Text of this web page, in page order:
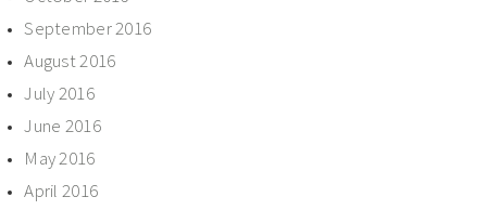
September 2016
August 2016
July 2016
June 2016
May 2016
April 2016